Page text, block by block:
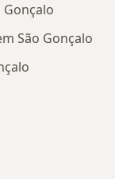
Gonçalo
São Gonçalo